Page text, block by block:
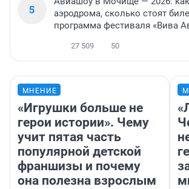
5
аэродрома, сколько стоят
программа фестиваля «Вива
27 509 50
МНЕНИЕ
«Игрушки больше не
герои истории». Чему
учит пятая часть
популярной детской
франшизы и почему
она полезна взрослым